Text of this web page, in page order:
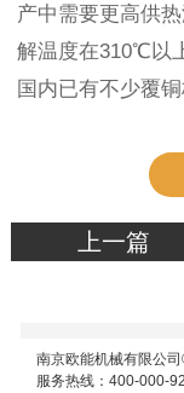
产中需要更高供
解温度在310℃以
国内已有不少覆
上一篇
南京欧能机械有限公
服务热线：400-000-